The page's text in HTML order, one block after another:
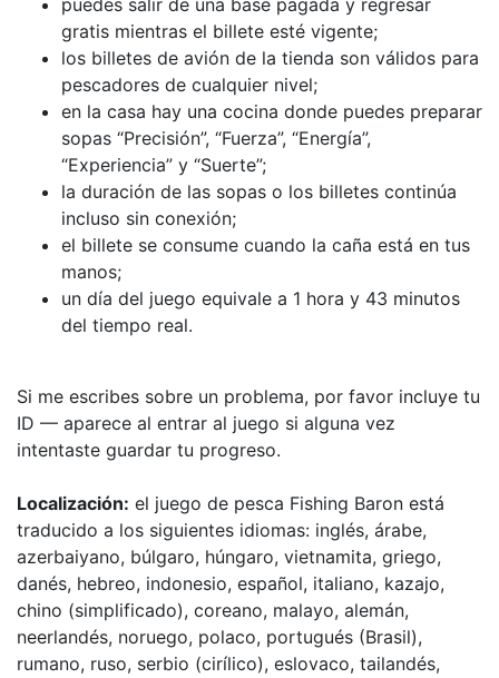
puedes salir de una base pagada y regresar
gratis mientras el billete esté vigente;
los billetes de avión de la tienda son válidos para
pescadores de cualquier nivel;
en la casa hay una cocina donde puedes preparar
sopas “Precisión”, “Fuerza”, “Energía”,
“Experiencia” y “Suerte”;
la duración de las sopas o los billetes continúa
incluso sin conexión;
el billete se consume cuando la caña está en tus
manos;
un día del juego equivale a 1 hora y 43 minutos
del tiempo real.
Si me escribes sobre un problema, por favor incluye tu
ID — aparece al entrar al juego si alguna vez
intentaste guardar tu progreso.
Localización: el juego de pesca Fishing Baron está
traducido a los siguientes idiomas: inglés, árabe,
azerbaiyano, búlgaro, húngaro, vietnamita, griego,
danés, hebreo, indonesio, español, italiano, kazajo,
chino (simplificado), coreano, malayo, alemán,
neerlandés, noruego, polaco, portugués (Brasil),
rumano, ruso, serbio (cirílico), eslovaco, tailandés,